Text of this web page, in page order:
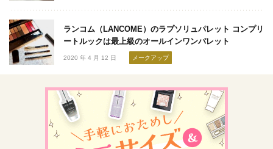
ランコム（LANCOME）のラプソリュパレット コンプリ
ートルックは最上級のオールインワンパレット
2020 年 4 月 12 日 メークアップ